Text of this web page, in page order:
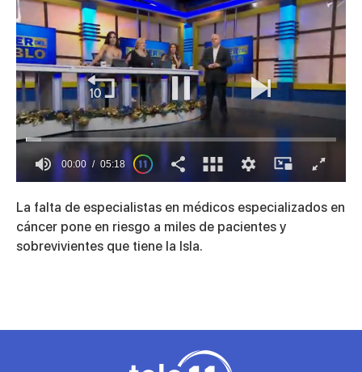
seconds
of
5
minutes,
18
00:01 05:18
La falta de especialistas en médicos especializados en
cáncer pone en riesgo a miles de pacientes y
sobrevivientes que tiene la Isla.